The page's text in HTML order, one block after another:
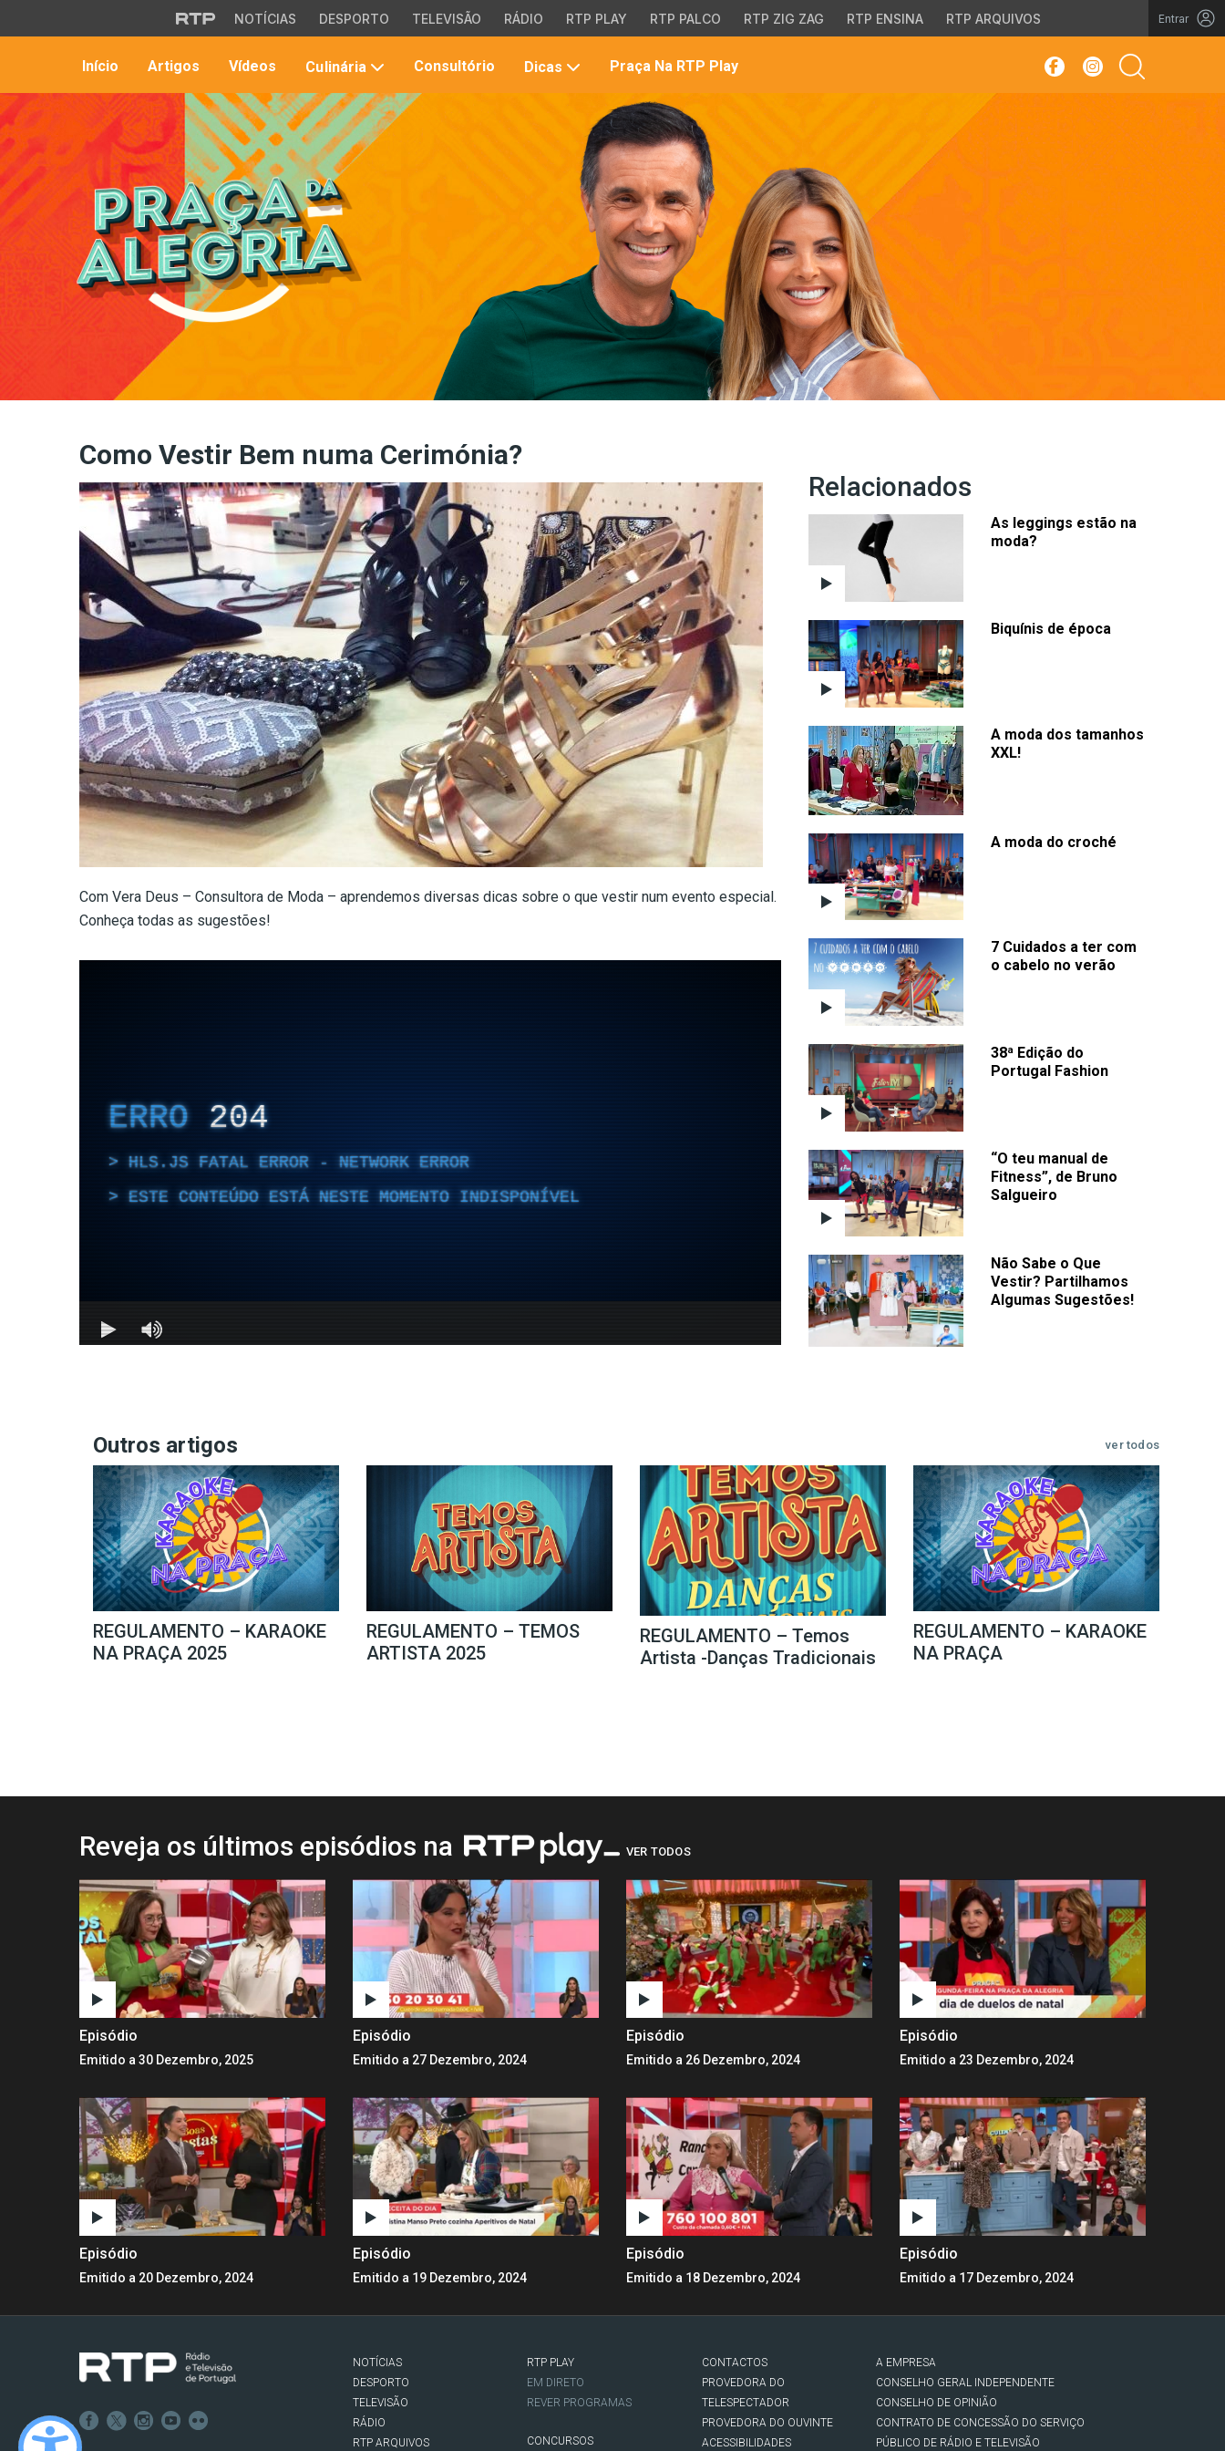
Saltar para o conteúdo principal
NOTÍCIAS DESPORTO TELEVISÃO RÁDIO RTP PLAY RTP PALCO RTP ZIG ZAG RTP ENSINA RTP ARQUIVOS Entrar
Início Artigos Vídeos Culinária Consultório Dicas Praça Na RTP Play
site
Como Vestir Bem numa Cerimónia?
Com Vera Deus – Consultora de Moda – aprendemos diversas dicas sobre o que vestir num evento especial.
Conheça todas as sugestões!
Relacionados
As leggings estão na
moda?
Biquínis de época
A moda dos tamanhos
XXL!
A moda do croché
7 Cuidados a ter com
o cabelo no verão
38ª Edição do
Portugal Fashion
“O teu manual de
Fitness”, de Bruno
Salgueiro
Não Sabe o Que
Vestir? Partilhamos
Algumas Sugestões!
Outros artigos ver todos
REGULAMENTO – KARAOKE
NA PRAÇA 2025
REGULAMENTO – TEMOS
ARTISTA 2025
REGULAMENTO – Temos
Artista -Danças Tradicionais
REGULAMENTO – KARAOKE
NA PRAÇA
Reveja os últimos episódios na VER TODOS
Episódio
Emitido a 30 Dezembro, 2025
Episódio
Emitido a 27 Dezembro, 2024
Episódio
Emitido a 26 Dezembro, 2024
Episódio
Emitido a 23 Dezembro, 2024
Episódio
Emitido a 20 Dezembro, 2024
Episódio
Emitido a 19 Dezembro, 2024
Episódio
Emitido a 18 Dezembro, 2024
Episódio
Emitido a 17 Dezembro, 2024
NOTÍCIAS
DESPORTO
TELEVISÃO
RÁDIO
RTP ARQUIVOS
RTP PLAY
EM DIRETO
REVER PROGRAMAS
CONCURSOS
CONTACTOS
PROVEDORA DO
TELESPECTADOR
PROVEDORA DO OUVINTE
ACESSIBILIDADES
A EMPRESA
CONSELHO GERAL INDEPENDENTE
CONSELHO DE OPINIÃO
CONTRATO DE CONCESSÃO DO SERVIÇO
PÚBLICO DE RÁDIO E TELEVISÃO